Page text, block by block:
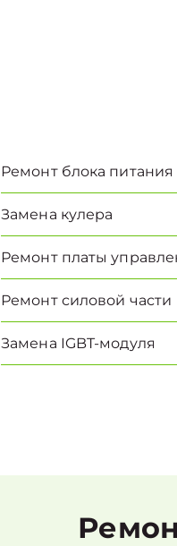
Ремонт блока питания
Замена кулера
Ремонт платы
Ремонт силовой части
Замена IGBT-модуля